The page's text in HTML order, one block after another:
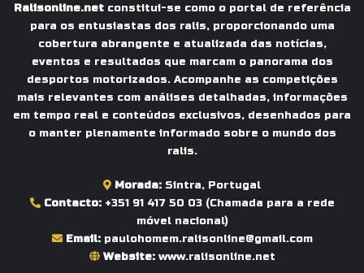
Ralisonline.netconstitui-se como o portal de referência
para os entusiastas dos ralis, proporcionando uma
cobertura abrangente e atualizada das notícias,
eventos e resultados que marcam o panorama dos
desportos motorizados. Acompanhe as competições
mais relevantes com análises detalhadas, informações
em tempo real e conteúdos exclusivos, desenhados para
o manter plenamente informado sobre o mundo dos
ralis.
Morada: Sintra, Portugal
Contacto: +351 91 417 50 03(Chamada para a rede
móvel nacional)
Email: paulohomem.ralisonline@gmail.com
Website: www.ralisonline.net